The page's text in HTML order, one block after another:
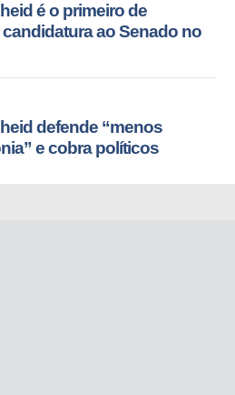
é o primeiro de
ao Senado no
defende “menos
e cobra políticos